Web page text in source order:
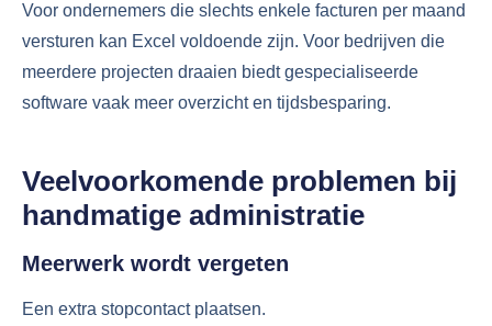
Voor ondernemers die slechts enkele facturen per maand
versturen kan Excel voldoende zijn. Voor bedrijven die
meerdere projecten draaien biedt gespecialiseerde
software vaak meer overzicht en tijdsbesparing.
Veelvoorkomende problemen bij
handmatige administratie
Meerwerk wordt vergeten
Een extra stopcontact plaatsen.